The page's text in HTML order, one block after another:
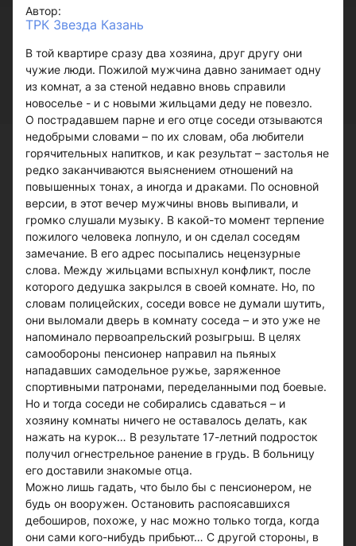
Автор:
ТРК Звезда Казань
В той квартире сразу два хозяина, друг другу они
чужие люди. Пожилой мужчина давно занимает одну
из комнат, а за стеной недавно вновь справили
новоселье - и с новыми жильцами деду не повезло.
О пострадавшем парне и его отце соседи отзываются
недобрыми словами – по их словам, оба любители
горячительных напитков, и как результат – застолья не
редко заканчиваются выяснением отношений на
повышенных тонах, а иногда и драками. По основной
версии, в этот вечер мужчины вновь выпивали, и
громко слушали музыку. В какой-то момент терпение
пожилого человека лопнуло, и он сделал соседям
замечание. В его адрес посыпались нецензурные
слова. Между жильцами вспыхнул конфликт, после
которого дедушка закрылся в своей комнате. Но, по
словам полицейских, соседи вовсе не думали шутить,
они выломали дверь в комнату соседа – и это уже не
напоминало первоапрельский розыгрыш. В целях
самообороны пенсионер направил на пьяных
нападавших самодельное ружье, заряженное
спортивными патронами, переделанными под боевые.
Но и тогда соседи не собирались сдаваться – и
хозяину комнаты ничего не оставалось делать, как
нажать на курок… В результате 17-летний подросток
получил огнестрельное ранение в грудь. В больницу
его доставили знакомые отца.
Можно лишь гадать, что было бы с пенсионером, не
будь он вооружен. Остановить распоясавшихся
дебоширов, похоже, у нас можно только тогда, когда
они сами кого-нибудь прибьют… С другой стороны, в